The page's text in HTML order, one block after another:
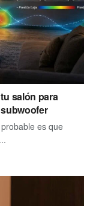
salón para
es que